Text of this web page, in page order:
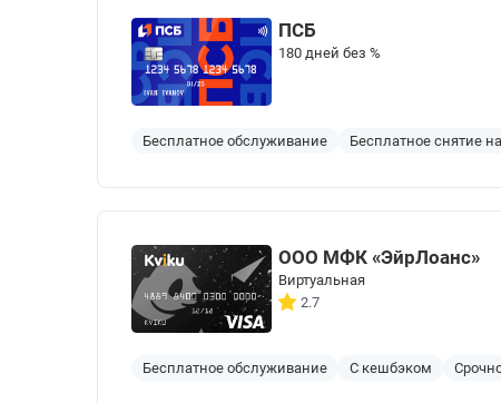
ПСБ
180 дней без %
Бесплатное обслуживание Бесплатное снятие
ООО МФК «ЭйрЛоанс»
Виртуальная
2.7
Бесплатное обслуживание С кешбэком